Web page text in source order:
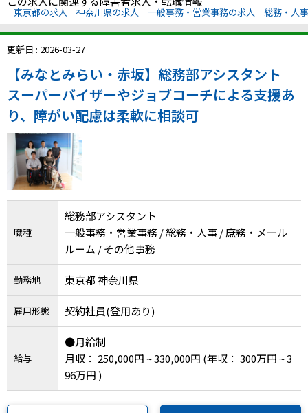
東京都の求人 神奈川県の求人 一般事務・営業事務の求人 総務・人
更新日 : 2026-03-27
【みなとみらい・赤坂】総務部アシスタント＿
スーパーバイザーやジョブコーチによる支援あ
り、障がい配慮は柔軟に相談可
職種
総務部アシスタント
一般事務・営業事務 / 総務・人事 / 庶務・メール
ルーム / その他事務
勤務地 東京都 神奈川県
雇用形態 契約社員(登用あり)
給与
●月給制
月収： 250,000円 ~ 330,000円 (年収： 300万円 ~ 3
96万円 )